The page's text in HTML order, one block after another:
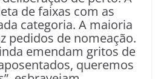
de faixas com as
categoria. A maioria
pedidos de nomeação.
emendam gritos de
queremos